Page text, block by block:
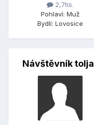
2,7tis.
Pohlaví: Muž
Bydlí: Lovosice
Návštěvník tolja